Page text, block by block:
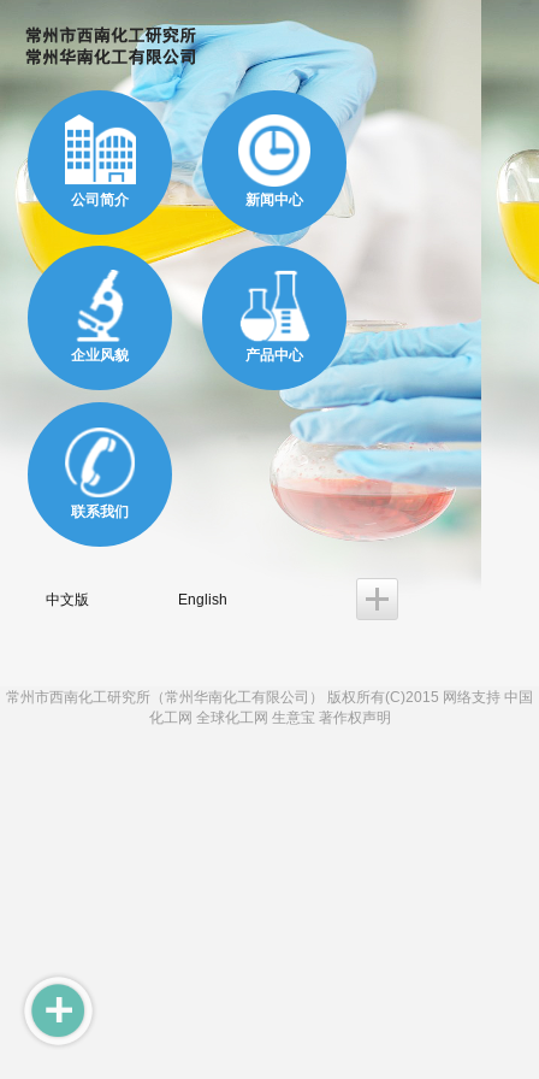
公司简介 新闻中心
企业风貌 产品中心
联系我们
中文版 English
常州市西南化工研究所（常州华南化工有限公司） 版权所有(C)2015 网络支持 中国
化工网 全球化工网 生意宝 著作权声明